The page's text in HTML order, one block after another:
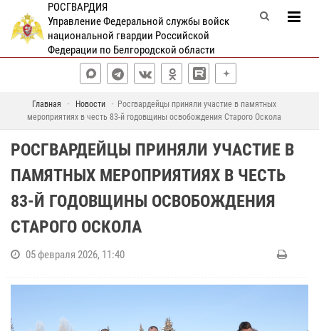
РОСГВАРДИЯ
Управление Федеральной службы войск
национальной гвардии Российской
Федерации по Белгородской области
Главная Новости
Росгвардейцы приняли участие в памятных
мероприятиях в честь 83-й годовщины освобождения Старого Оскола
РОСГВАРДЕЙЦЫ ПРИНЯЛИ УЧАСТИЕ В
ПАМЯТНЫХ МЕРОПРИЯТИЯХ В ЧЕСТЬ
83-Й ГОДОВЩИНЫ ОСВОБОЖДЕНИЯ
СТАРОГО ОСКОЛА
05 февраля 2026, 11:40